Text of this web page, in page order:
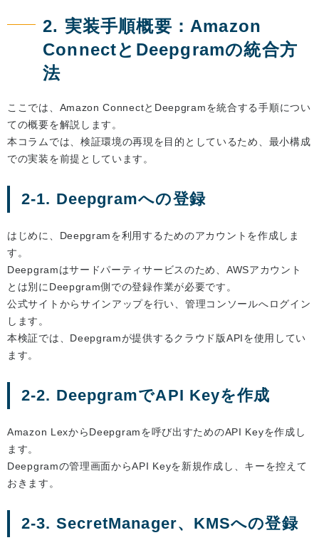
2. 実装手順概要：Amazon
ConnectとDeepgramの統合方
法
ここでは、Amazon ConnectとDeepgramを統合する手順につい
ての概要を解説します。
本コラムでは、検証環境の再現を目的としているため、最小構成
での実装を前提としています。
2-1. Deepgramへの登録
はじめに、Deepgramを利用するためのアカウントを作成しま
す。
Deepgramはサードパーティサービスのため、AWSアカウント
とは別にDeepgram側での登録作業が必要です。
公式サイトからサインアップを行い、管理コンソールへログイン
します。
本検証では、Deepgramが提供するクラウド版APIを使用してい
ます。
2-2. DeepgramでAPI Keyを作成
Amazon LexからDeepgramを呼び出すためのAPI Keyを作成し
ます。
Deepgramの管理画面からAPI Keyを新規作成し、キーを控えて
おきます。
2-3. SecretManager、KMSへの登録